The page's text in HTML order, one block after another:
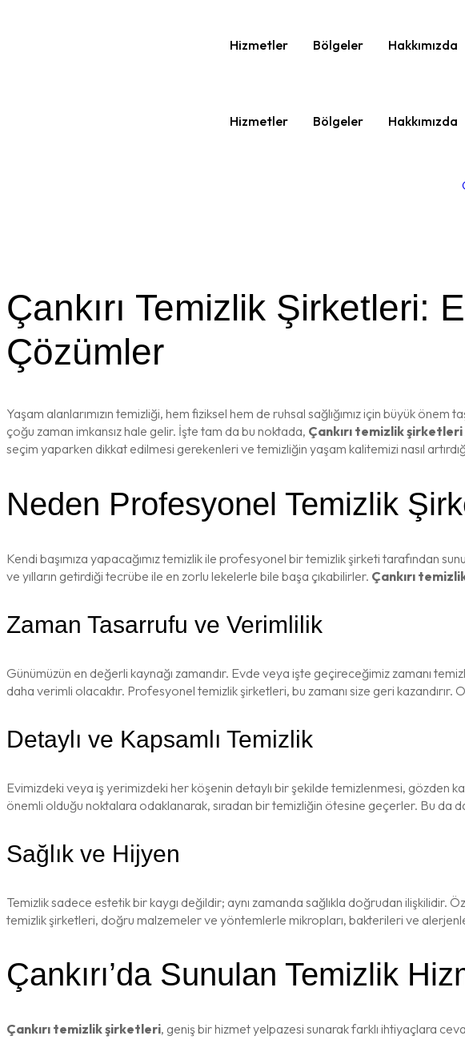
Hizmetler Bölgeler Hakkımızda
Hizmetler Bölgeler Hakkımızda
Çankırı Temizlik Şirketleri:
Çözümler
Yaşam alanlarımızın temizliği, hem fiziksel hem de ruhsal sağlığımız için büyük
çoğu zaman imkansız hale gelir. İşte tam da bu noktada, Çankırı temizlik şirketleri
seçim yaparken dikkat edilmesi gerekenleri ve temizliğin yaşam kalitemizi nasıl
Neden Profesyonel Temizlik
Kendi başımıza yapacağımız temizlik ile profesyonel bir temizlik şirketi tarafından
ve yılların getirdiği tecrübe ile en zorlu lekelerle bile başa çıkabilirler. Çankırı
Zaman Tasarrufu ve Verimlilik
Günümüzün en değerli kaynağı zamandır. Evde veya işte geçireceğimiz zamanı
daha verimli olacaktır. Profesyonel temizlik şirketleri, bu zamanı size geri kazandırır.
Detaylı ve Kapsamlı Temizlik
Evimizdeki veya iş yerimizdeki her köşenin detaylı bir şekilde temizlenmesi, gözden
önemli olduğu noktalara odaklanarak, sıradan bir temizliğin ötesine geçerler. Bu da
Sağlık ve Hijyen
Temizlik sadece estetik bir kaygı değildir; aynı zamanda sağlıkla doğrudan ilişkilidir.
temizlik şirketleri, doğru malzemeler ve yöntemlerle mikropları, bakterileri ve
Çankırı’da Sunulan Temizlik
Çankırı temizlik şirketleri, geniş bir hizmet yelpazesi sunarak farklı ihtiyaçlara